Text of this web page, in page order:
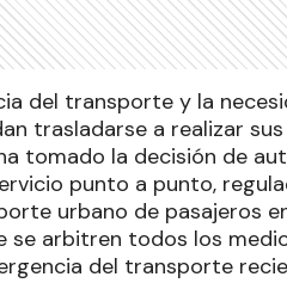
del transporte y la
trasladarse a realizar
tomado la decisión de
punto a punto,
urbano de pasajeros
se arbitren todos los
del transporte